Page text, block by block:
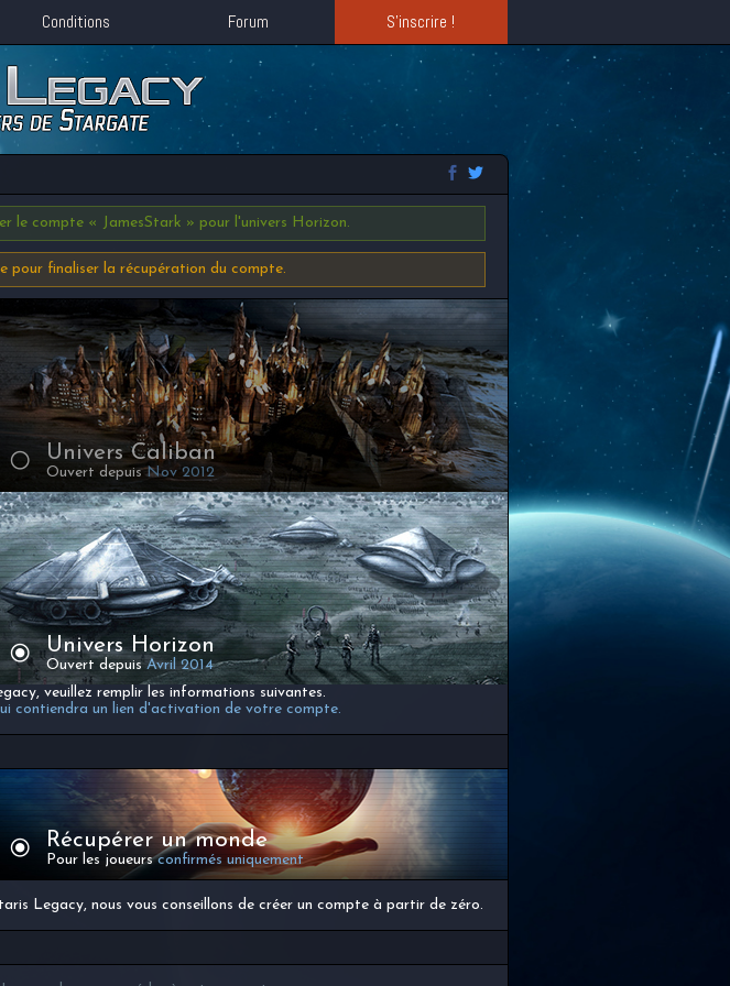
Conditions Forum S'inscrire !
le compte « JamesStark » pour l'univers Horizon.
pour finaliser la récupération du compte.
Univers Caliban
Ouvert depuisNov 2012
Univers Horizon
Ouvert depuisAvril 2014
veuillez remplir les informations suivantes.
contiendra un lien d'activation de votre compte.
Récupérer un monde
Pour les joueursconfirmés uniquement
Legacy, nous vous conseillons de créer un compte à partir de zéro.